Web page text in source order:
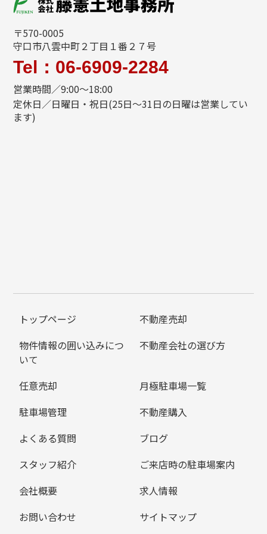
〒570-0005
守口市八雲中町２丁目１番２７号
Tel：06-6909-2284
営業時間／9:00～18:00
定休日／日曜日・祝日(25日～31日の日曜は営業してい
ます)
トップページ
不動産売却
物件情報の囲い込みにつ
いて
不動産会社の選び方
任意売却
月極駐車場一覧
駐車場管理
不動産購入
よくある質問
ブログ
スタッフ紹介
ご来店時の駐車場案内
会社概要
求人情報
お問い合わせ
サイトマップ